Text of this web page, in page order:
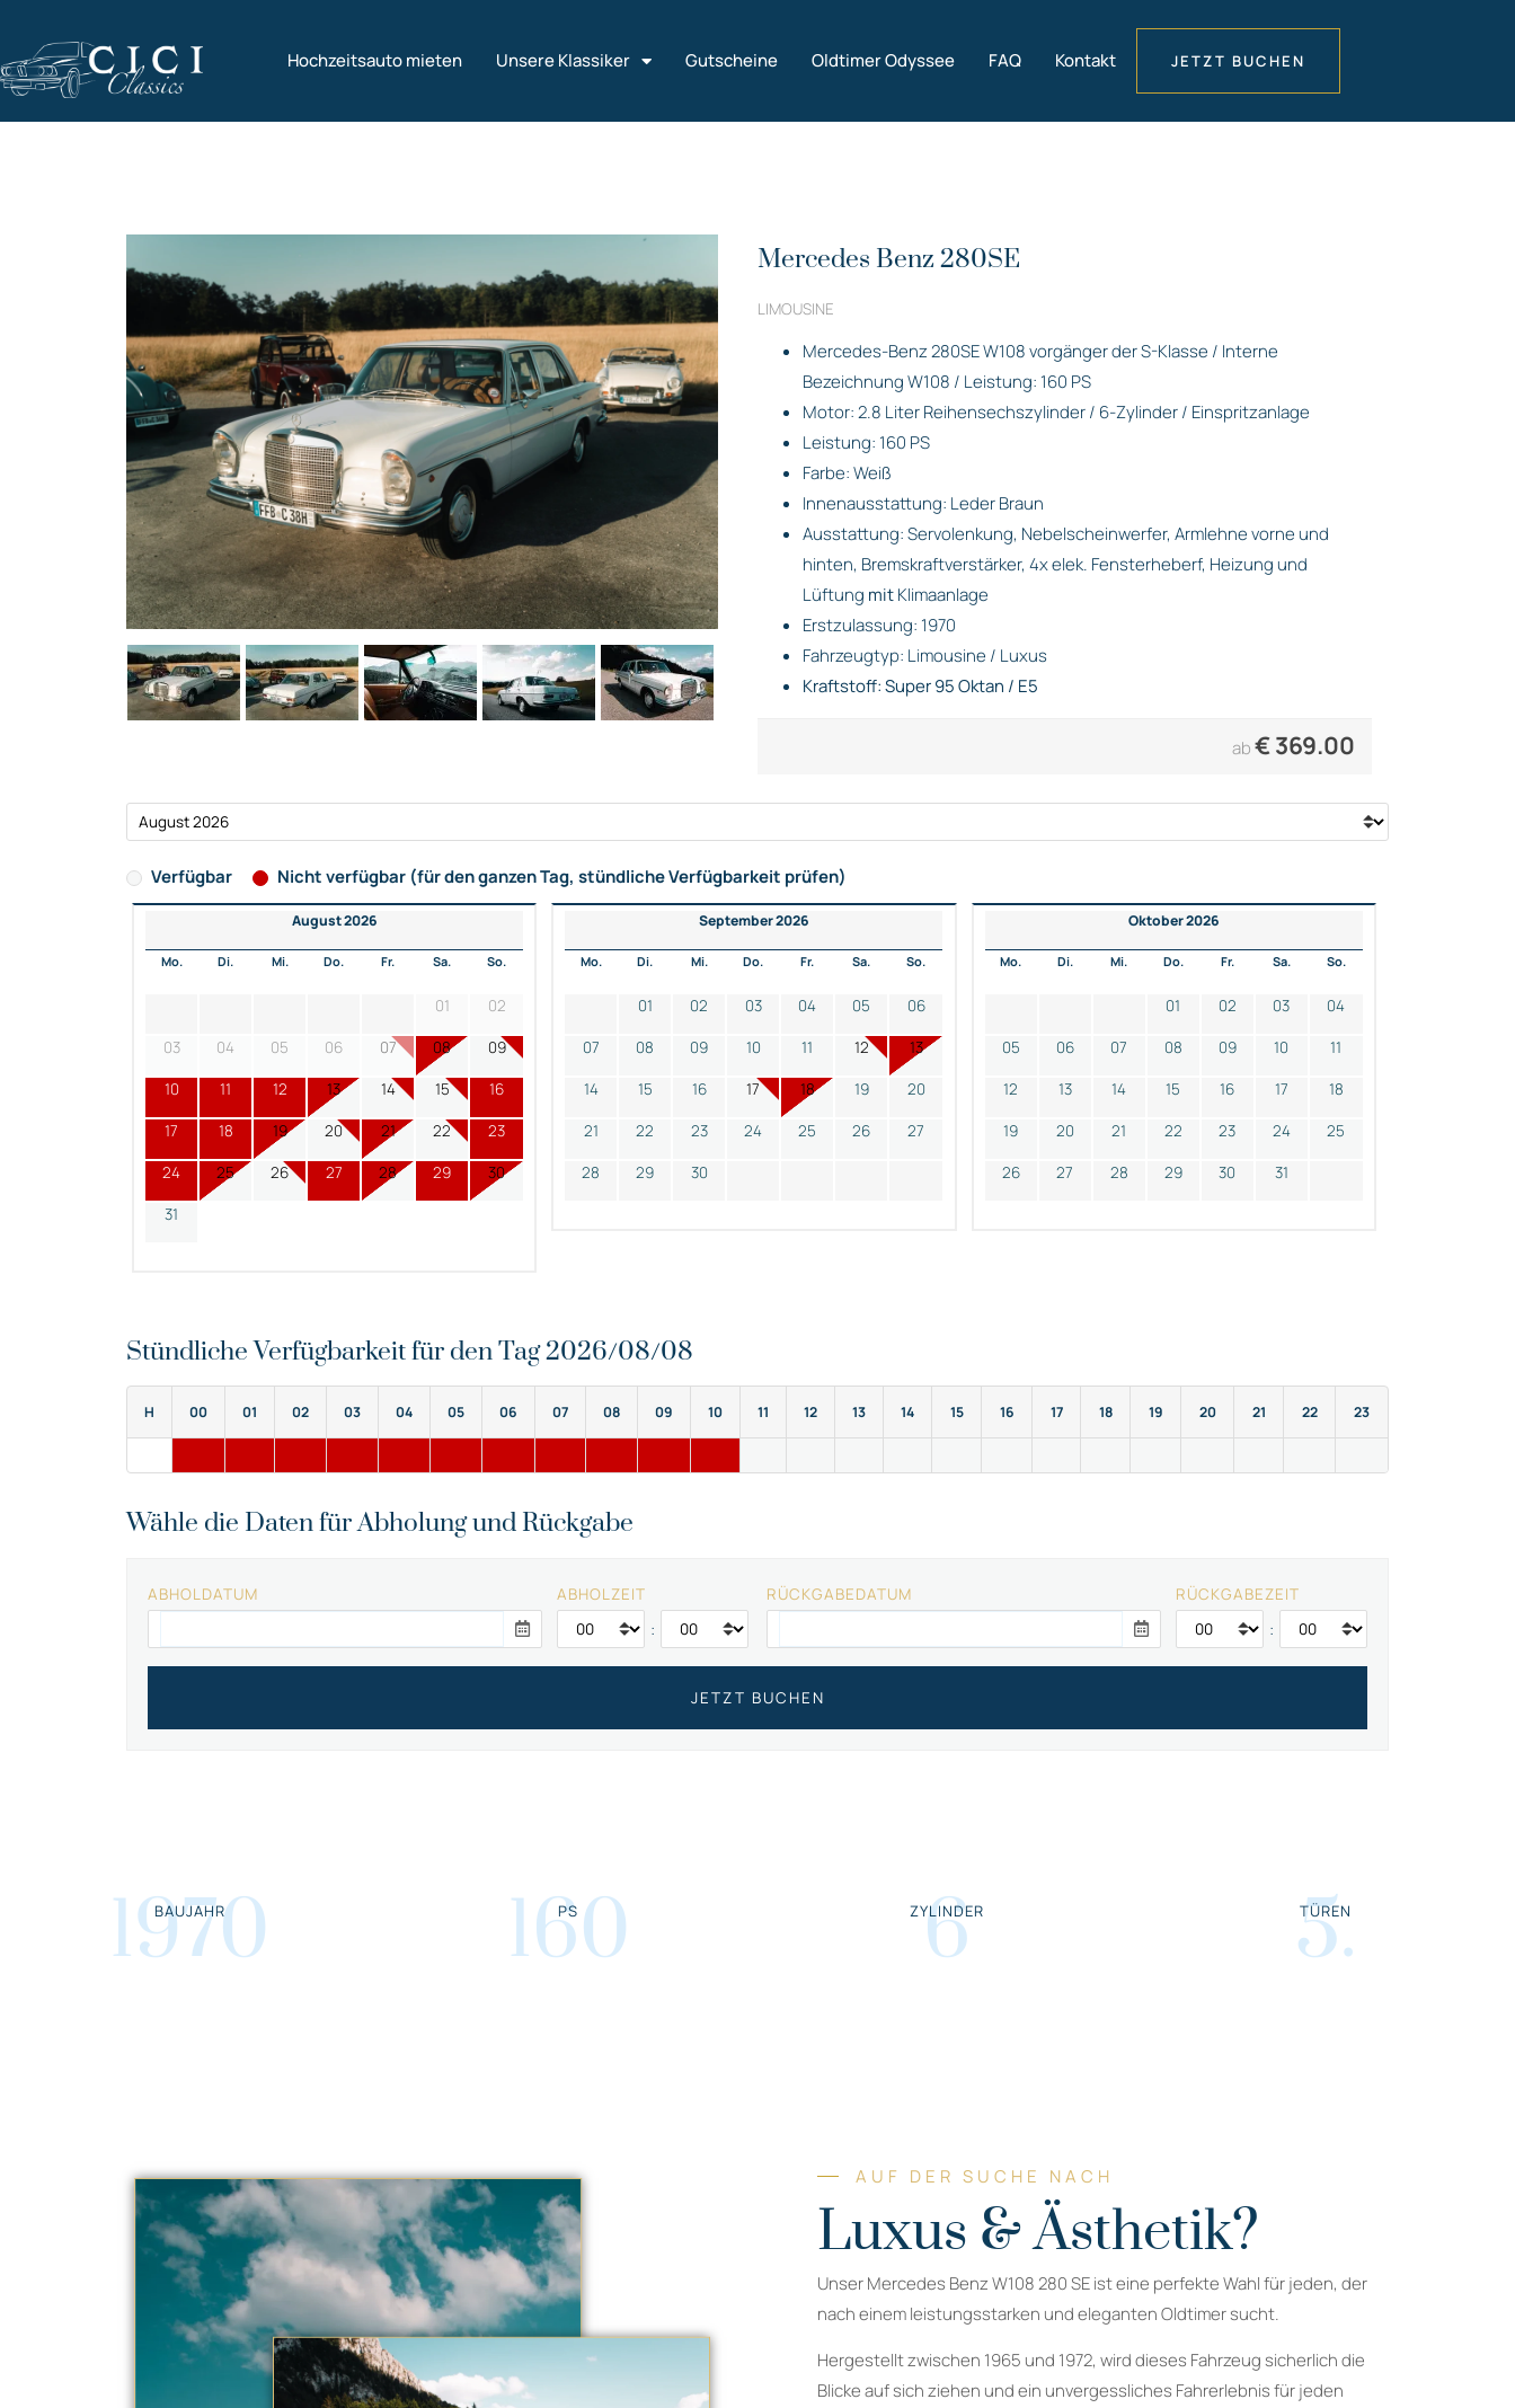
Hochzeitsauto mieten Unsere Klassiker Gutscheine Oldtimer Odyssee FAQ Kontakt JETZT BUCHEN
Mercedes Benz 280SE
LIMOUSINE
Mercedes-Benz 280SE W108 vorgänger der S-Klasse / Interne
Bezeichnung W108 / Leistung: 160 PS
Motor: 2.8 Liter Reihensechszylinder / 6-Zylinder / Einspritzanlage
Leistung: 160 PS
Farbe: Weiß
Innenausstattung: Leder Braun
Ausstattung: Servolenkung, Nebelscheinwerfer, Armlehne vorne und
hinten, Bremskraftverstärker, 4x elek. Fensterheberf, Heizung und
Lüftung mitKlimaanlage
Erstzulassung: 1970
Fahrzeugtyp: Limousine / Luxus
Kraftstoff: Super 95 Oktan / E5
ab€369.00
Verfügbar Nicht verfügbar (für den ganzen Tag, stündliche Verfügbarkeit prüfen)
August 2026
Mo. Di. Mi. Do. Fr. Sa. So.
01 02
03 04 05 06 07 08 09
10 11 12 13 14 15 16
17 18 19 20 21 22 23
24 25 26 27 28 29 30
31
September 2026
Mo. Di. Mi. Do. Fr. Sa. So.
01 02 03 04 05 06
07 08 09 10 11 12 13
14 15 16 17 18 19 20
21 22 23 24 25 26 27
28 29 30
Oktober 2026
Mo. Di. Mi. Do. Fr. Sa. So.
01 02 03 04
05 06 07 08 09 10 11
12 13 14 15 16 17 18
19 20 21 22 23 24 25
26 27 28 29 30 31
Stündliche Verfügbarkeit für den Tag 2026/08/08
H 00 01 02 03 04 05 06 07 08 09 10 11 12 13 14 15 16 17 18 19 20 21 22 23
Wähle die Daten für Abholung und Rückgabe
ABHOLDATUM ABHOLZEIT
:
RÜCKGABEDATUM RÜCKGABEZEIT
:
1970
BAUJAHR 160
PS 6
ZYLINDER 5.
TÜREN
AUF DER SUCHE NACH
Luxus & Ästhetik?
Unser Mercedes Benz W108 280 SE ist eine perfekte Wahl für jeden, der
nach einem leistungsstarken und eleganten Oldtimer sucht.
Hergestellt zwischen 1965 und 1972, wird dieses Fahrzeug sicherlich die
Blicke auf sich ziehen und ein unvergessliches Fahrerlebnis für jeden